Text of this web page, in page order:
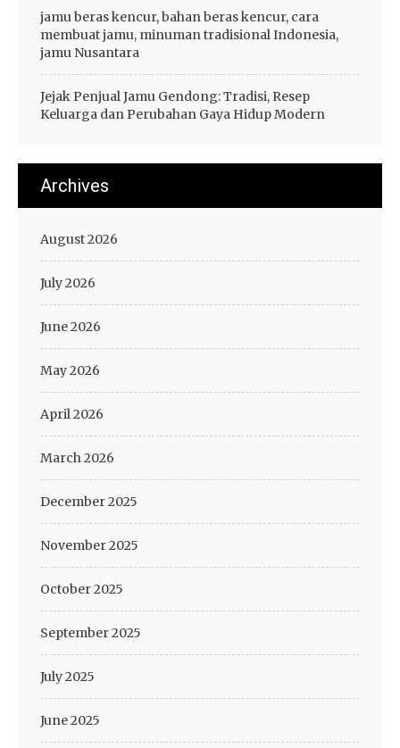
jamu beras kencur, bahan beras kencur, cara
membuat jamu, minuman tradisional Indonesia,
jamu Nusantara
Jejak Penjual Jamu Gendong: Tradisi, Resep
Keluarga dan Perubahan Gaya Hidup Modern
Archives
August 2026
July 2026
June 2026
May 2026
April 2026
March 2026
December 2025
November 2025
October 2025
September 2025
July 2025
June 2025